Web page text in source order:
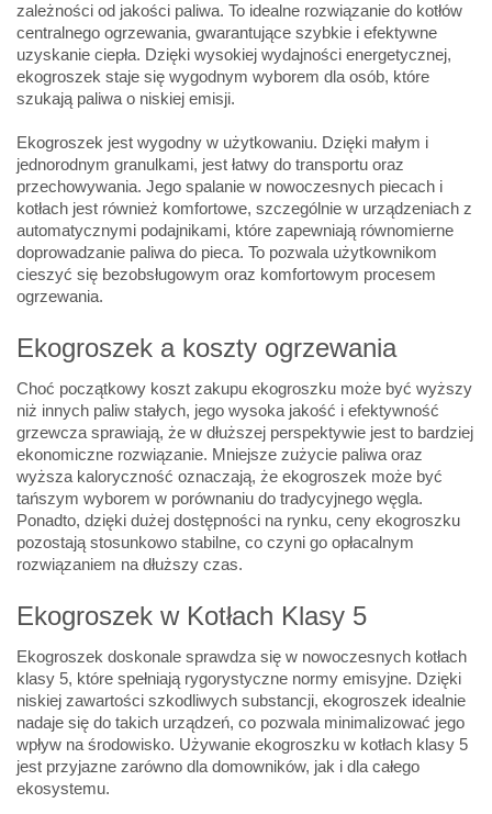
zależności od jakości paliwa. To idealne rozwiązanie do kotłów
centralnego ogrzewania, gwarantujące szybkie i efektywne
uzyskanie ciepła. Dzięki wysokiej wydajności energetycznej,
ekogroszek staje się wygodnym wyborem dla osób, które
szukają paliwa o niskiej emisji.
Ekogroszek jest wygodny w użytkowaniu. Dzięki małym i
jednorodnym granulkami, jest łatwy do transportu oraz
przechowywania. Jego spalanie w nowoczesnych piecach i
kotłach jest również komfortowe, szczególnie w urządzeniach z
automatycznymi podajnikami, które zapewniają równomierne
doprowadzanie paliwa do pieca. To pozwala użytkownikom
cieszyć się bezobsługowym oraz komfortowym procesem
ogrzewania.
Ekogroszek a koszty ogrzewania
Choć początkowy koszt zakupu ekogroszku może być wyższy
niż innych paliw stałych, jego wysoka jakość i efektywność
grzewcza sprawiają, że w dłuższej perspektywie jest to bardziej
ekonomiczne rozwiązanie. Mniejsze zużycie paliwa oraz
wyższa kaloryczność oznaczają, że ekogroszek może być
tańszym wyborem w porównaniu do tradycyjnego węgla.
Ponadto, dzięki dużej dostępności na rynku, ceny ekogroszku
pozostają stosunkowo stabilne, co czyni go opłacalnym
rozwiązaniem na dłuższy czas.
Ekogroszek w Kotłach Klasy 5
Ekogroszek doskonale sprawdza się w nowoczesnych kotłach
klasy 5, które spełniają rygorystyczne normy emisyjne. Dzięki
niskiej zawartości szkodliwych substancji, ekogroszek idealnie
nadaje się do takich urządzeń, co pozwala minimalizować jego
wpływ na środowisko. Używanie ekogroszku w kotłach klasy 5
jest przyjazne zarówno dla domowników, jak i dla całego
ekosystemu.